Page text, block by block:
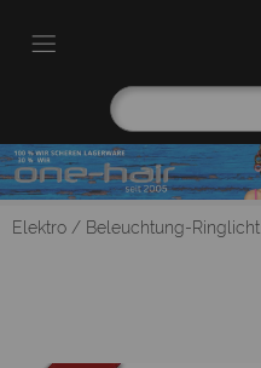
Elektro / Beleuchtung-Ringlicht